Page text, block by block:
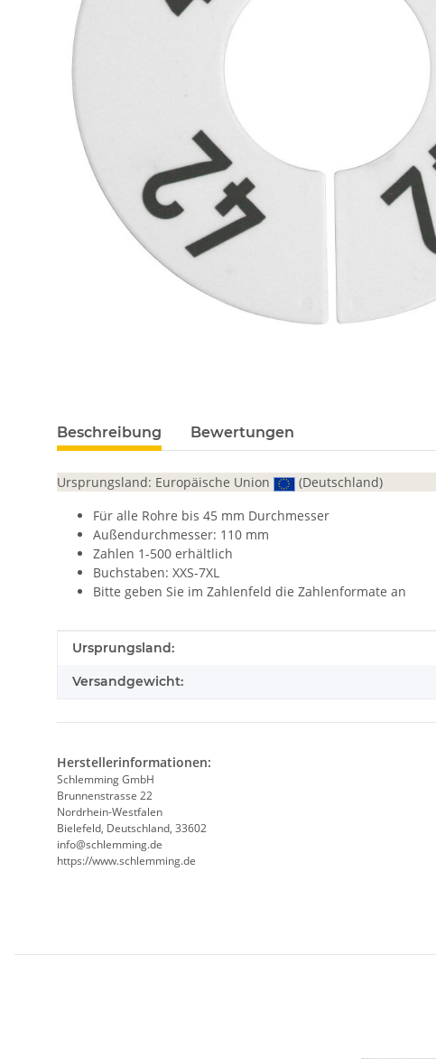
Beschreibung Bewertungen
Ursprungsland: Europäische Union
(Deutschland)
Für alle Rohre bis 45 mm Durchmesser
Außendurchmesser: 110 mm
Zahlen 1-500 erhältlich
Buchstaben: XXS-7XL
Bitte geben Sie im Zahlenfeld die Zahlenformate an
Produkteigenschaft
Wert
Ursprungsland:
Versandgewicht:
Herstellerinformationen:
Schlemming GmbH
Brunnenstrasse 22
Nordrhein-Westfalen
Bielefeld, Deutschland, 33602
info@schlemming.de
https://www.schlemming.de